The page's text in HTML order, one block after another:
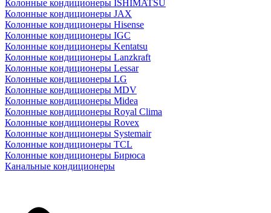
Колонные кондиционеры ISHIMATSU
Колонные кондиционеры JAX
Колонные кондиционеры Hisense
Колонные кондиционеры IGC
Колонные кондиционеры Kentatsu
Колонные кондиционеры Lanzkraft
Колонные кондиционеры Lessar
Колонные кондиционеры LG
Колонные кондиционеры MDV
Колонные кондиционеры Midea
Колонные кондиционеры Royal Clima
Колонные кондиционеры Rovex
Колонные кондиционеры Systemair
Колонные кондиционеры TCL
Колонные кондиционеры Бирюса
Канальные кондиционеры